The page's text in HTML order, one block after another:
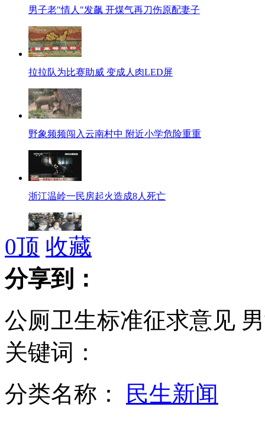
男子老"情人"发飙 开煤气再刀伤原配妻子
拉拉队为比赛助威 变成人肉LED屏
野象频频闯入云南村中 附近小学危险重重
浙江温岭一民房起火造成8人死亡
陈水扁夫妇被裁各执行20年徒刑
英主权债务评级35年来首遭下调
云南楚雄重旱 150天无有效降雨
0顶 收藏
分享到：
公厕卫生标准征求意见
关键词：
分类名称：
民生新闻